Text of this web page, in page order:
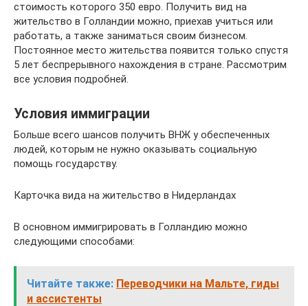
стоимость которого 350 евро. Получить вид на
жительство в Голландии можно, приехав учиться или
работать, а также заниматься своим бизнесом.
Постоянное место жительства появится только спустя
5 лет беспрерывного нахождения в стране. Рассмотрим
все условия подробней.
Условия иммиграции
Больше всего шансов получить ВНЖ у обеспеченных
людей, которым не нужно оказывать социальную
помощь государству.
Карточка вида на жительство в Нидерландах
В основном иммигрировать в Голландию можно
следующими способами:
Читайте также: Переводчики на Мальте, гиды
и ассистенты